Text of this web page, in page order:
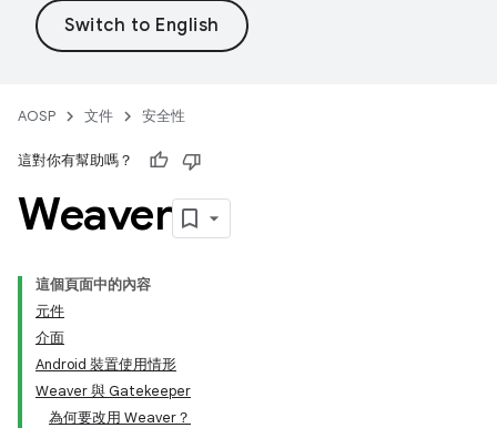
AOSP 文件 安全性
這對你有幫助嗎？
Weaver
這個頁面中的內容
元件
介面
Android 裝置使用情形
Weaver 與 Gatekeeper
為何要改用 Weaver？